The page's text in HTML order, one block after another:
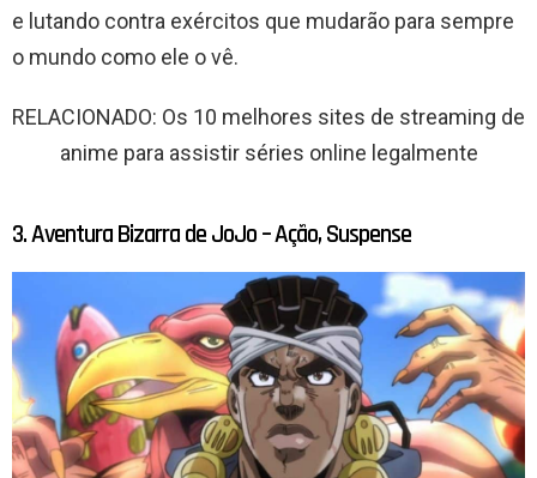
e lutando contra exércitos que mudarão para sempre
o mundo como ele o vê.
RELACIONADO: Os 10 melhores sites de streaming de
anime para assistir séries online legalmente
3. Aventura Bizarra de JoJo – Ação, Suspense